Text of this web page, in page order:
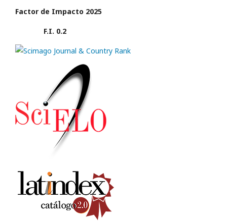
Factor de Impacto 2025
F.I. 0.2